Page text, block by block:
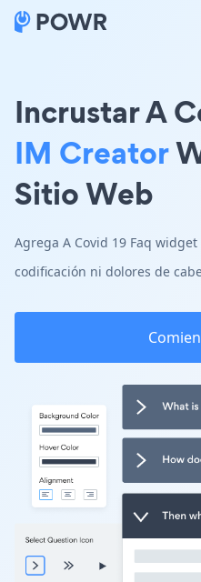
Incrustar A
IM Creator
Sitio Web
Agrega A Covid 19 Faq
codificación ni dolores de